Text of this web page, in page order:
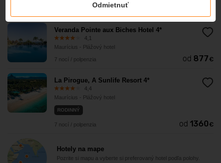
7 nocí / polpenzia
Veranda Pointe aux Biches Hotel 4*
4,1
Maurícius - Plážový hotel
7 nocí / polpenzia od 877 €
La Pirogue, A Sunlife Resort 4*
4,4
Maurícius - Plážový hotel
RODINNÝ
7 nocí / polpenzia od 1360 €
Hotely na mape
Pozrite si mapu a vyberte si preferovaný hotel podľa polohy.
Odmietnuť